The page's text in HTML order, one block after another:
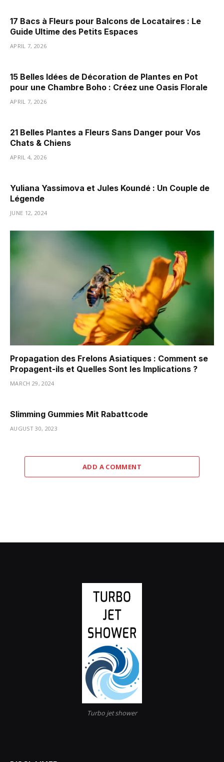
17 Bacs à Fleurs pour Balcons de Locataires : Le
Guide Ultime des Petits Espaces
APRIL 7, 2026
15 Belles Idées de Décoration de Plantes en Pot
pour une Chambre Boho : Créez une Oasis Florale
APRIL 7, 2026
21 Belles Plantes a Fleurs Sans Danger pour Vos
Chats & Chiens
APRIL 4, 2026
Yuliana Yassimova et Jules Koundé : Un Couple de
Légende
JUNE 12, 2024
Propagation des Frelons Asiatiques : Comment se
Propagent-ils et Quelles Sont les Implications ?
MARCH 29, 2024
Slimming Gummies Mit Rabattcode
AUGUST 30, 2023
ADD A COMMENT
Turbo jet shower